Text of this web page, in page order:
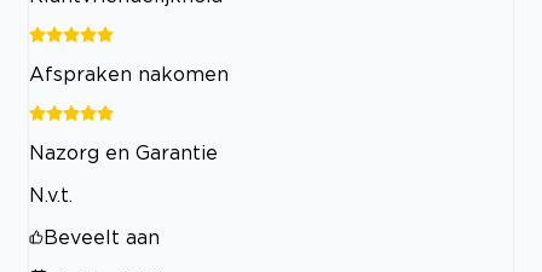
Afspraken nakomen
Nazorg en Garantie
N.v.t.
Beveelt aan